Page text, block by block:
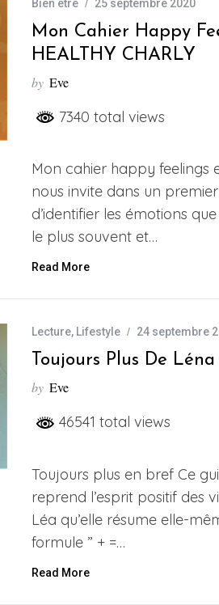
Bien être 25 septembre 2020
Mon Cahier Happy
HEALTHY CHARLY
by Eve
7340 total views
Mon cahier happy feelings
nous invite dans un
d’identifier les émotions
le plus souvent et…
Read More
Lecture, Lifestyle 24 septembre
Toujours Plus De
by Eve
46541 total views
Toujours plus en bref Ce
reprend l’esprit positif des
Léa qu’elle résume elle-
formule ” + =…
Read More